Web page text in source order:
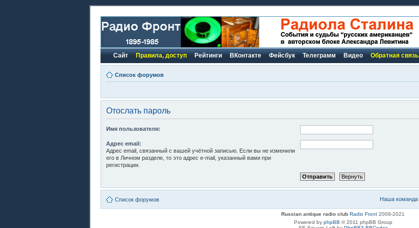
Сайт Правила, доступ Рейтинги ВКонтакте Фейсбук Телеграмм Видео Обратная связь
Список форумов
Отослать пароль
Имя пользователя:
Адрес email:
Адрес email, связанный с вашей учётной записью. Если вы не изменили
его в Личном разделе, то это адрес e-mail, указанный вами при
регистрации.
Список форумов Наша команда
Russian antique radio club Radio Front 2009-2021
Powered by phpBB © 2011 phpBB Group